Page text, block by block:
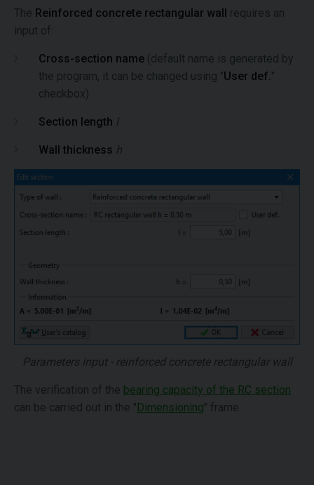
The Reinforced concrete rectangular wall requires an
input of:
Cross-section name (default name is generated by
the program, it can be changed using "User def."
checkbox)
Section length l
Wall thickness h
Parameters input - reinforced concrete rectangular wall
The verification of the bearing capacity of the RC section
can be carried out in the "Dimensioning" frame.